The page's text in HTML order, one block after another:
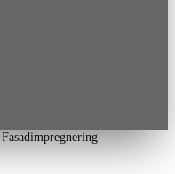
Fasadimpregnering